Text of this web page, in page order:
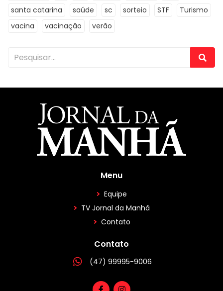
santa catarina
saúde sc sorteio STF
Turismo
vacina
vacinação verão
Menu
Equipe
TV Jornal da Manhã
Contato
Contato
(47) 99995-9006